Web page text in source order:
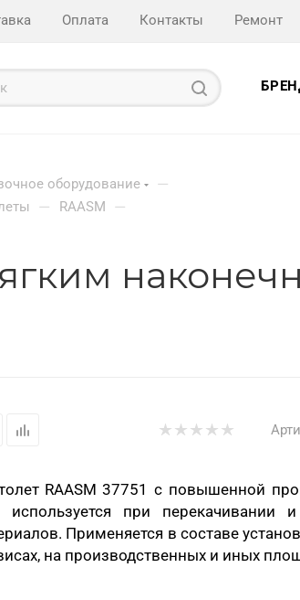
Оплата Контакты Ремонт
оборудование —
— RAASM —
RAASM 37751 с повышенной
используется при перекачивании
Применяется в составе
на производственных и иных